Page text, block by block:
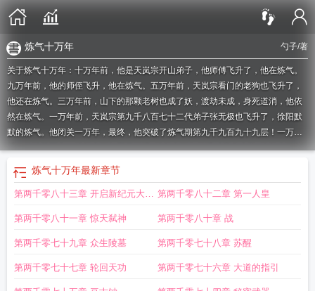
勺子/著
炼气十万年
关于炼气十万年：十万年前，他是天岚宗开山弟子，他师傅飞升了，他在炼气。
九万年前，他的师侄飞升，他在炼气。五万年前，天岚宗看门的老狗也飞升了，
他还在炼气。三万年前，山下的那颗老树也成了妖，渡劫未成，身死道消，他依
然在炼气。一万年前，天岚宗第九千八百七十二代弟子张无极也飞升了，徐阳默
默的炼气。他闭关一万年，最终，他突破了炼气期第九千九百九十九层！一万年
后，他破关而出！炼气十万年樱花动漫炼气十万年动漫对应多少章炼气十万年
炼气十万年徐阳 炼气十万年境界
气十万年徐阳最后和谁在一起了
实力排第几炼气十万年等级境界划分 炼气十万年最终boss是谁炼气十万年特别
完整版动漫 炼气十万年在线观看免费完整观看 炼气十万年免费播放
阳极天下炼气十万年阳极天下免费观看炼气十万年漫画下拉式酷漫屋
漫炼气十万年姜兰是谁炼气十万年动漫完结了吗 炼气十万年更新时间炼气十
万年女主到底是谁炼气十万年在线观看炼气十万年主角徐阳几个老婆
炼气十万年最新章节
第两千零八十三章 开启新纪元大结
局
第两千零八十二章 第一人皇
第两千零八十一章 惊天弑神 第两千零八十章 战
第两千零七十九章 众生陵墓 第两千零七十八章 苏醒
第两千零七十七章 轮回天功 第两千零七十六章 大道的指引